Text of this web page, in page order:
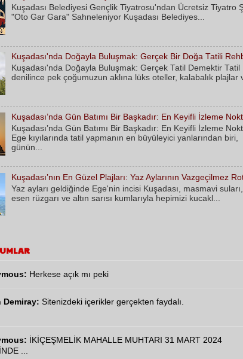
Kuşadası Belediyesi Gençlik Tiyatrosu'ndan Ücretsiz Tiyatro
"Oto Gar Gara" Sahneleniyor Kuşadası Belediyes...
Kuşadası'nda Doğayla Buluşmak: Gerçek Bir Doğa Tatili
Kuşadası'nda Doğayla Buluşmak: Gerçek Tatil Demektir Tatil
denilince pek çoğumuzun aklına lüks oteller, kalabalık plajlar
Kuşadası’nda Gün Batımı Bir Başkadır: En Keyifli İzleme
Kuşadası’nda Gün Batımı Bir Başkadır: En Keyifli İzleme
Ege kıyılarında tatil yapmanın en büyüleyici yanlarından biri,
günün...
Kuşadası’nın En Güzel Plajları: Yaz Aylarının Vazgeçilmez
​Yaz ayları geldiğinde Ege'nin incisi Kuşadası, masmavi suları,
esen rüzgarı ve altın sarısı kumlarıyla hepimizi kucakl...
Herkese açık mı peki
Demiray: Sitenizdeki içerikler gerçekten faydalı.
İKİÇEŞMELİK MAHALLE MUHTARI 31 MART 2024
...